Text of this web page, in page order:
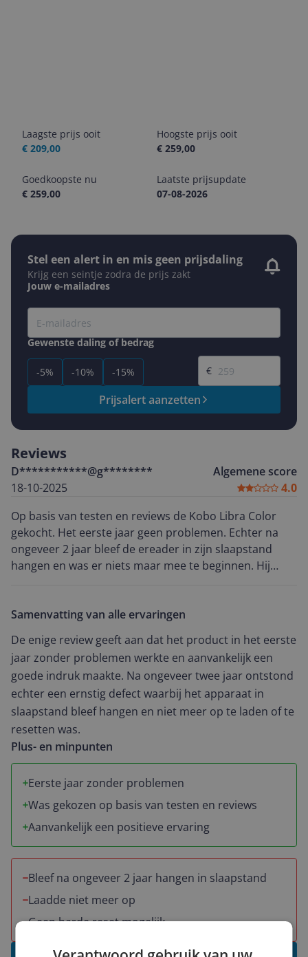
Laagste prijs ooit
€ 209,00
Hoogste prijs ooit
€ 259,00
Goedkoopste nu
€ 259,00
Laatste prijsupdate
07-08-2026
Stel een alert in en mis geen prijsdaling
Krijg een seintje zodra de prijs zakt
Jouw e-mailadres
Gewenste daling of bedrag
-5% -10% -15%
Gewenste prijs
€
Prijsalert aanzetten
Reviews
D***********@g********
18-10-2025
Algemene score
4.0
Op basis van testen en reviews de Kobo Libra Color
gekocht. Het eerste jaar geen problemen. Echter na
ongeveer 2 jaar bleef de ereader in zijn slaapstand
hangen en was er niets maar mee te beginnen. Hij
Samenvatting van alle ervaringen
De enige review geeft aan dat het product in het eerste
jaar zonder problemen werkte en aanvankelijk een
goede indruk maakte. Na ongeveer twee jaar ontstond
echter een ernstig defect waarbij het apparaat in
slaapstand bleef hangen en niet meer op te laden of te
resetten was.
Plus- en minpunten
Eerste jaar zonder problemen
Was gekozen op basis van testen en reviews
Aanvankelijk een positieve ervaring
Bleef na ongeveer 2 jaar hangen in slaapstand
Laadde niet meer op
Geen harde reset mogelijk